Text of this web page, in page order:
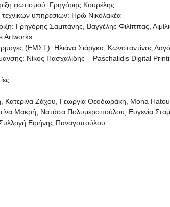
φωτισμού: Γρηγόρης Κουρέλης
τεχνικών υπηρεσιών: Ηρώ Νικολακέα
Γρηγόρης Σαμπάνης, Βαγγέλης Φιλίππας,
Artworks
(ΕΜΣΤ): Ηλιάνα Σιάργκα, Κωνσταντίνος
Νίκος Πασχαλίδης – Paschalidis Digital
Κατερίνα Ζάχου, Γεωργία Θεοδωράκη, Mona
Μακρή, Νατάσα Πολυμεροπούλου, Ευγενία
Ειρήνης Παναγοπούλου